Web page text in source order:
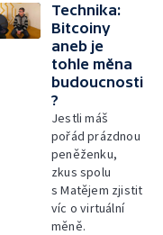
Technika:
Bitcoiny
aneb je
tohle měna
budoucnosti
?
Jestli máš
pořád prázdnou
peněženku,
zkus spolu
s Matějem zjistit
víc o virtuální
měně.